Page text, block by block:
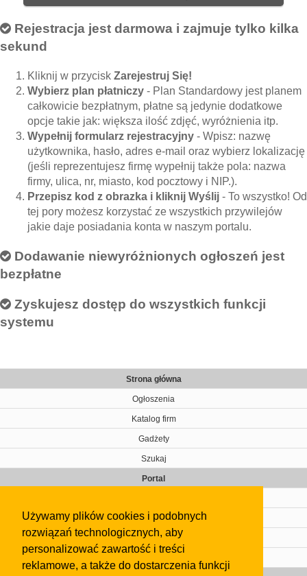
Używamy plików cookies i podobnych
rozwiązań technologicznych, aby
personalizować zawartość i treści
reklamowe, a także do dostarczenia funkcji
Rejestracja jest darmowa i zajmuje tylko kilka
sekund
Kliknij w przycisk Zarejestruj Się!
Wybierz plan płatniczy - Plan Standardowy jest planem
całkowicie bezpłatnym, płatne są jedynie dodatkowe
opcje takie jak: większa ilość zdjęć, wyróżnienia itp.
Wypełnij formularz rejestracyjny - Wpisz: nazwę
użytkownika, hasło, adres e-mail oraz wybierz lokalizację
(jeśli reprezentujesz firmę wypełnij także pola: nazwa
firmy, ulica, nr, miasto, kod pocztowy i NIP.).
Przepisz kod z obrazka i kliknij Wyślij - To wszystko! Od
tej pory możesz korzystać ze wszystkich przywilejów
jakie daje posiadania konta w naszym portalu.
Dodawanie niewyróżnionych ogłoszeń jest
bezpłatne
Zyskujesz dostęp do wszystkich funkcji
systemu
Strona główna
Ogłoszenia
Katalog firm
Gadżety
Szukaj
Portal
Kontakt
Regulamin